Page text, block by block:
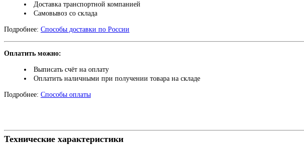
Доставка транспортной компанией
Самовывоз со склада
Подробнее: Способы доставки по России
Оплатить можно:
Выписать счёт на оплату
Оплатить наличными при получении товара на складе
Подробнее: Способы оплаты
Технические характеристики